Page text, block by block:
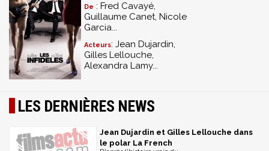
De : Fred Cavayé,
Guillaume Canet, Nicole
Garcia...
Acteurs: Jean Dujardin,
Gilles Lellouche,
Alexandra Lamy...
LES DERNIÈRES NEWS
Jean Dujardin et Gilles Lellouche dans
le polar La French